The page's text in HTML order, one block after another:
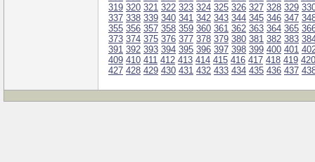
319 320 321 322 323 324 325 326 327 328 329
337 338 339 340 341 342 343 344 345 346 347
355 356 357 358 359 360 361 362 363 364 365
373 374 375 376 377 378 379 380 381 382 383
391 392 393 394 395 396 397 398 399 400 401
409 410 411 412 413 414 415 416 417 418 419 420
427 428 429 430 431 432 433 434 435 436 437